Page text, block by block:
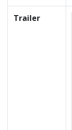
Trailer